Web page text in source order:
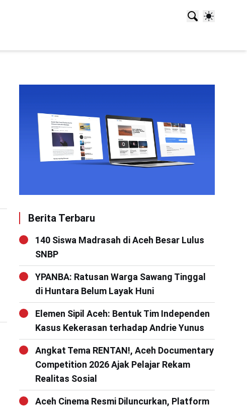
Berita Terbaru
140 Siswa Madrasah di Aceh Besar Lulus
SNBP
YPANBA: Ratusan Warga Sawang Tinggal
di Huntara Belum Layak Huni
Elemen Sipil Aceh: Bentuk Tim Independen
Kasus Kekerasan terhadap Andrie Yunus
Angkat Tema RENTAN!, Aceh Documentary
Competition 2026 Ajak Pelajar Rekam
Realitas Sosial
Aceh Cinema Resmi Diluncurkan, Platform